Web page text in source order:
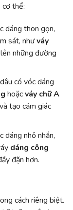
cơ thể:
dáng thon gọn,
sát, nhưváy
những đường
có vóc dáng
hoặcváy chữ A
tạo cảm giác
dáng nhỏ nhắn,
dáng công
đặn hơn.
cách riêng biệt.